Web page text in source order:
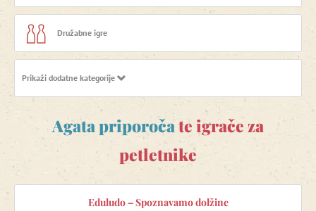
Družabne igre
Eksperimentalne igre
Elektronika za otroke
Glasbene igrače
Prikaži dodatne kategorije
Agata priporočate igrače za
petletnike
Eduludo – Spoznavamo dolžine